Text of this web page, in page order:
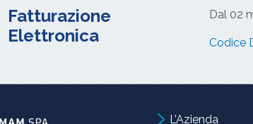
Fatturazione
Elettronica
Dal 02
Codice
L’Azienda